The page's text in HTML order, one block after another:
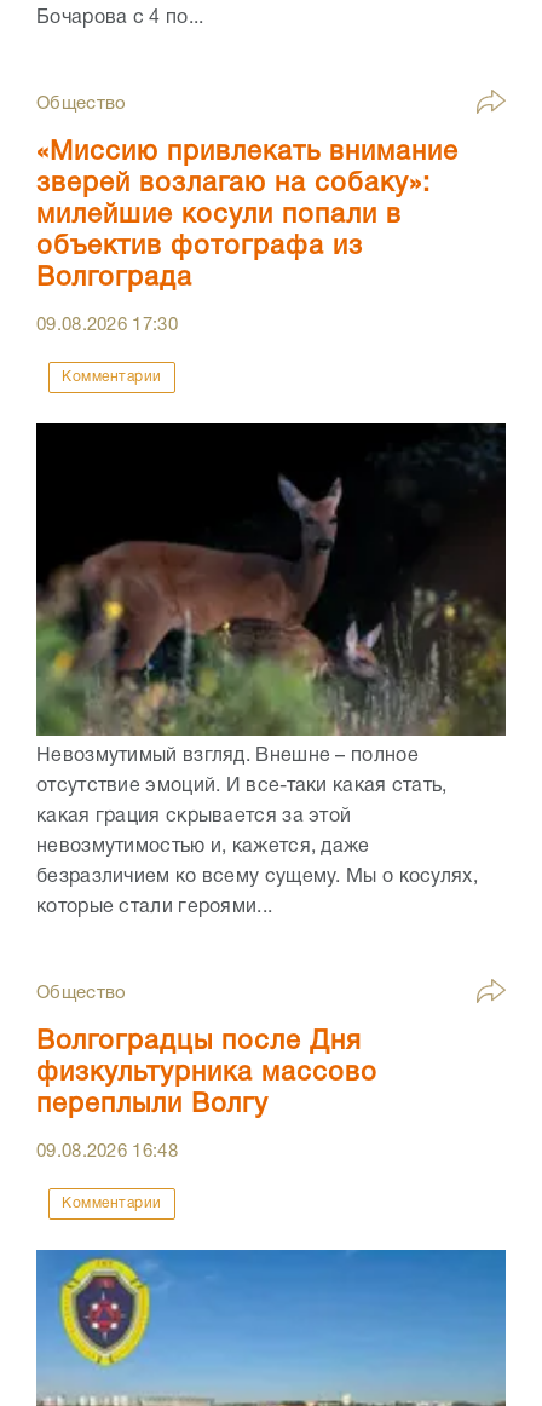
Бочарова с 4 по...
Общество
«Миссию привлекать внимание
зверей возлагаю на собаку»:
милейшие косули попали в
объектив фотографа из
Волгограда
09.08.2026 17:30
Комментарии
Невозмутимый взгляд. Внешне – полное
отсутствие эмоций. И все-таки какая стать,
какая грация скрывается за этой
невозмутимостью и, кажется, даже
безразличием ко всему сущему. Мы о косулях,
которые стали героями...
Общество
Волгоградцы после Дня
физкультурника массово
переплыли Волгу
09.08.2026 16:48
Комментарии